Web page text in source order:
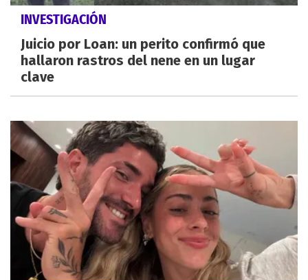
INVESTIGACIÓN
Juicio por Loan: un perito confirmó que
hallaron rastros del nene en un lugar
clave